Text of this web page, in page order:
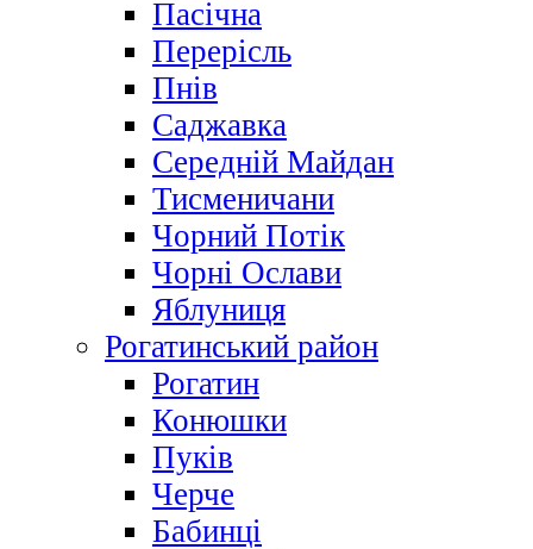
Пасічна
Перерісль
Пнів
Саджавка
Середній Майдан
Тисменичани
Чорний Потік
Чорні Ослави
Яблуниця
Рогатинський район
Рогатин
Конюшки
Пуків
Черче
Бабинці